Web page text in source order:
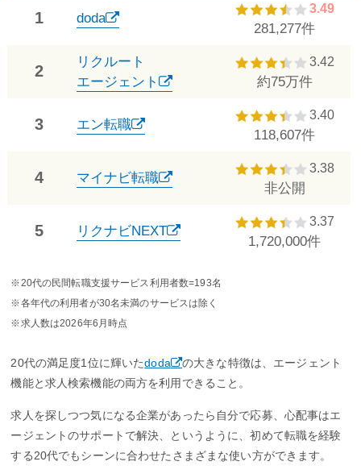
1 doda
3.49
281,277件
2
リクルート
エージェント
3.42
約75万件
3 エン転職
3.40
118,607件
4 マイナビ転職
3.38
非公開
5 リクナビNEXT
3.37
1,720,000件
※20代の民間転職支援サービス利用者数=193名
※各年代の利用者が30名未満のサービスは除く
※求人数は2026年6月時点
20代の満足度1位に輝いたdoda
の大きな特徴は、エージェント
機能と求人検索機能の両方を利用できること。
求人を探しつつ気になる企業があったら自分で応募、心配事はエ
ージェントのサポートで解決、というように、初めて転職を経験
する20代でもシーンに合わせたさまざまな使い方ができます。